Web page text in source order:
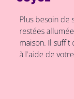
Plus besoin de
restées
maison. Il suffit
à l'aide de